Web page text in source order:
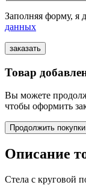
Заполняя форму, я
данных
Товар
Вы можете
чтобы оформить
Продолжить покупки
Описание
Стела с круговой